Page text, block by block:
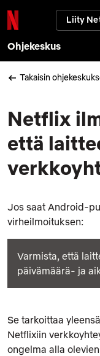
Liity
Ohjekeskus
Takaisin
Netflix
että
Jos saat Android-
virheilmoituksen:
Varmista, että
päivämäärä- ja
Se tarkoittaa
Netflixiin
ongelma alla